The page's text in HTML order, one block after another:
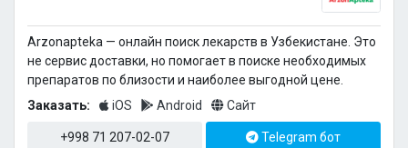
Аrzonapteka — онлайн поиск лекарств в Узбекистане. Это
не сервис доставки, но помогает в поиске необходимых
препаратов по близости и наиболее выгодной цене.
Заказать:
iOS Android Сайт
+998 71 207-02-07 Telegram бот